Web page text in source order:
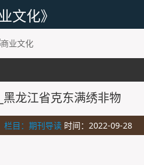
文化》
龙江省克东满绣非物
栏目： 期刊导读 时间：2022-09-28